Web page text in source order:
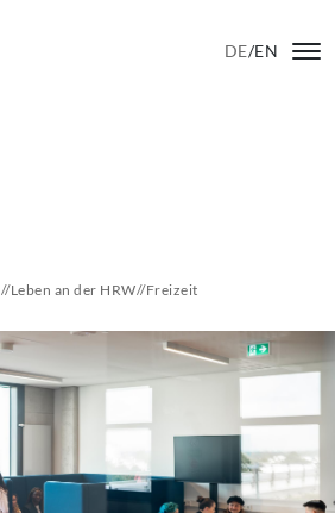
DE/EN
//Leben an der HRW//Freizeit